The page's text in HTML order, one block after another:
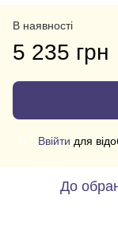
В наявності
5 235 грн
Ввійти для
До